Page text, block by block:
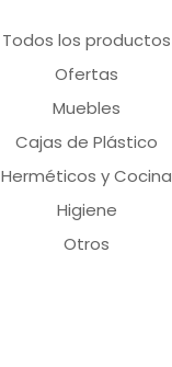
Todos los productos
Ofertas
Muebles
Cajas de Plástico
Herméticos y Cocina
Higiene
Otros